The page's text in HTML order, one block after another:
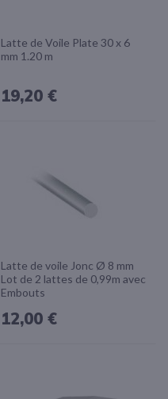
Latte de Voile Plate 30 x 6
mm 1.20 m
19,20 €
Latte de voile Jonc Ø 8 mm
Lot de 2 lattes de 0,99m avec
Embouts
12,00 €